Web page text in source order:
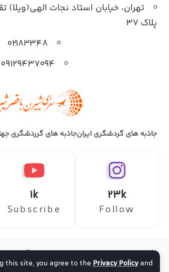
this site, you agree to thePrivacy Policyand
تهران، خیابان استاد نجات الهی(ویلا)
پلاک 37
۰۲۱۸۳۳۴۸
۰۹۱۲۹۴۳۷۰۹۴
جاذبه های گردشگری ایرانجاذبه های گرردشگری
23k
Follow
1k
Subscribe
تمامی حقوق این وب سایت متعلق به آژانس
ارائه دهنده خدمات تور داخلی و خارجی ، خرید